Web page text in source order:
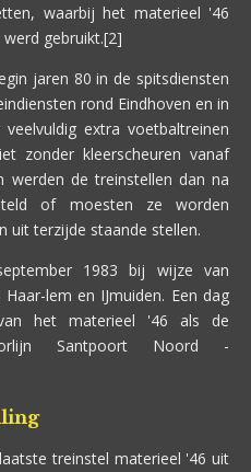
waarbij het materieel '46
gebruikt.[2]
jaren 80 in de spitsdiensten
rond Eindhoven en in
extra voetbaltreinen
zonder kleerscheuren vanaf
werden de treinstellen dan na
of moesten ze worden
uit terzijde staande stellen.
1983 bij wijze van
lem en IJmuiden. Een dag
het materieel '46 als de
Santpoort Noord -
treinstel materieel '46 uit